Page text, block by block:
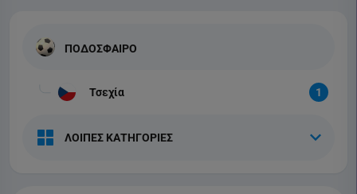
ΠΟΔΟΣΦΑΙΡΟ
Τσεχία 1
ΛΟΙΠΕΣ ΚΑΤΗΓΟΡΙΕΣ